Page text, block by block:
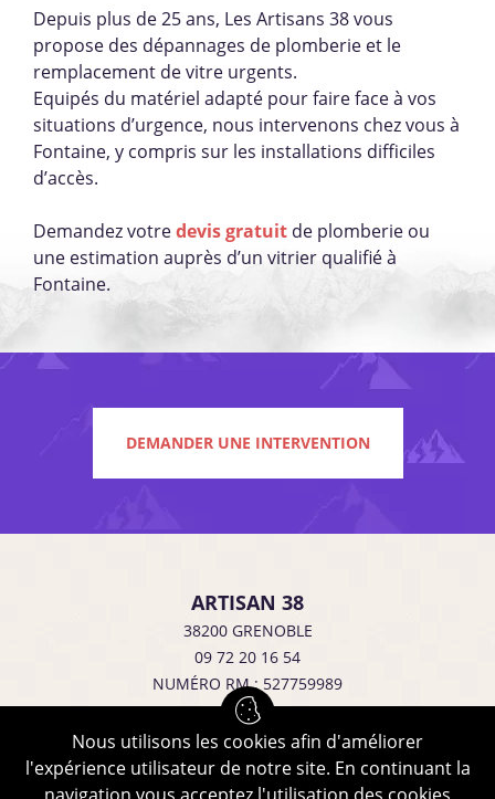
Depuis plus de 25 ans, Les Artisans 38 vous
propose des dépannages de plomberie et le
remplacement de vitre urgents.
Equipés du matériel adapté pour faire face à vos
situations d’urgence, nous intervenons chez vous à
Fontaine, y compris sur les installations difficiles
d’accès.
Demandez votredevis gratuit de plomberie ou
une estimation auprès d’un vitrier qualifié à
Fontaine.
DEMANDER UNE INTERVENTION
ARTISAN 38
38200 GRENOBLE
09 72 20 16 54
NUMÉRO RM : 527759989
Consulter nos tarifs
Nous utilisons les cookies afin d'améliorer
l'expérience utilisateur de notre site. En continuant la